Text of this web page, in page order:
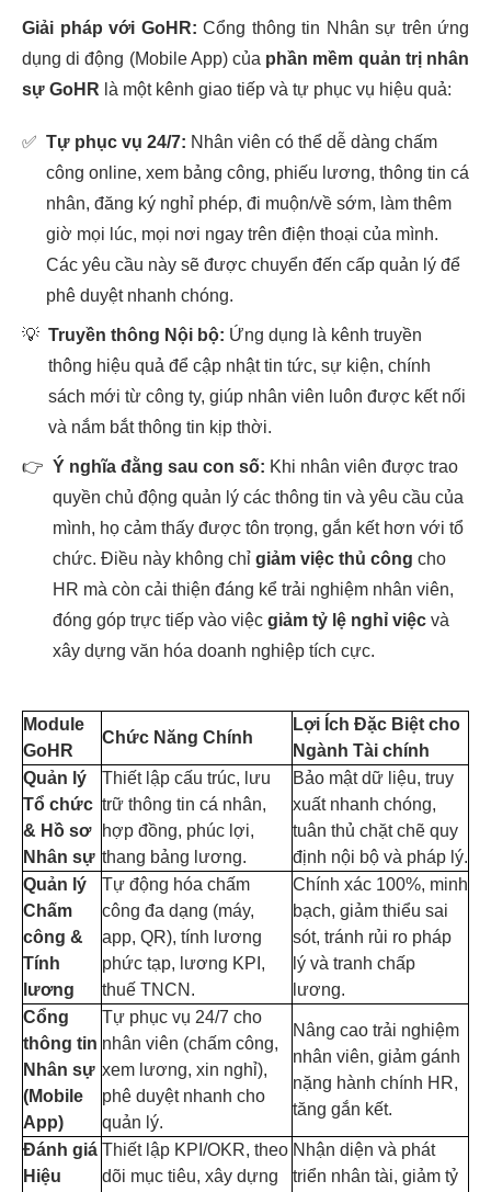
Giải pháp với GoHR: Cổng thông tin Nhân sự trên ứng
dụng di động (Mobile App) của phần mềm quản trị nhân
sự GoHR là một kênh giao tiếp và tự phục vụ hiệu quả:
✅ Tự phục vụ 24/7: Nhân viên có thể dễ dàng chấm
công online, xem bảng công, phiếu lương, thông tin cá
nhân, đăng ký nghỉ phép, đi muộn/về sớm, làm thêm
giờ mọi lúc, mọi nơi ngay trên điện thoại của mình.
Các yêu cầu này sẽ được chuyển đến cấp quản lý để
phê duyệt nhanh chóng.
💡 Truyền thông Nội bộ: Ứng dụng là kênh truyền
thông hiệu quả để cập nhật tin tức, sự kiện, chính
sách mới từ công ty, giúp nhân viên luôn được kết nối
và nắm bắt thông tin kịp thời.
👉 Ý nghĩa đằng sau con số: Khi nhân viên được trao
quyền chủ động quản lý các thông tin và yêu cầu của
mình, họ cảm thấy được tôn trọng, gắn kết hơn với tổ
chức. Điều này không chỉ giảm việc thủ công cho
HR mà còn cải thiện đáng kể trải nghiệm nhân viên,
đóng góp trực tiếp vào việc giảm tỷ lệ nghỉ việc và
xây dựng văn hóa doanh nghiệp tích cực.
Module
GoHR
Chức Năng Chính
Lợi Ích Đặc Biệt cho
Ngành Tài chính
Quản lý
Tổ chức
& Hồ sơ
Nhân sự
Thiết lập cấu trúc, lưu
trữ thông tin cá nhân,
hợp đồng, phúc lợi,
thang bảng lương.
Bảo mật dữ liệu, truy
xuất nhanh chóng,
tuân thủ chặt chẽ quy
định nội bộ và pháp lý.
Quản lý
Chấm
công &
Tính
lương
Tự động hóa chấm
công đa dạng (máy,
app, QR), tính lương
phức tạp, lương KPI,
thuế TNCN.
Chính xác 100%, minh
bạch, giảm thiểu sai
sót, tránh rủi ro pháp
lý và tranh chấp
lương.
Cổng
thông tin
Nhân sự
(Mobile
App)
Tự phục vụ 24/7 cho
nhân viên (chấm công,
xem lương, xin nghỉ),
phê duyệt nhanh cho
quản lý.
Nâng cao trải nghiệm
nhân viên, giảm gánh
nặng hành chính HR,
tăng gắn kết.
Đánh giá
Hiệu
Thiết lập KPI/OKR, theo
dõi mục tiêu, xây dựng
Nhận diện và phát
triển nhân tài, giảm tỷ